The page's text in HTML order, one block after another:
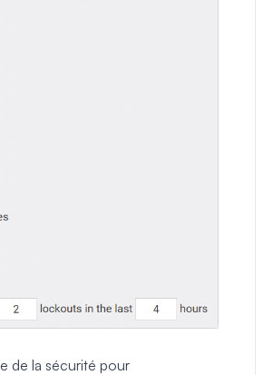
de la sécurité pour